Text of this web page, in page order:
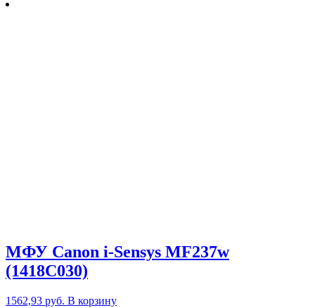
МФУ Canon i-Sensys MF237w
(1418C030)
1562,93 руб. В корзину